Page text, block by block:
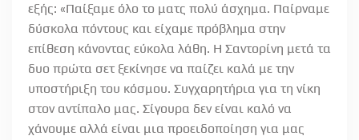
εξής: «Παίξαμε όλο το ματς πολύ άσχημα. Παίρναμε
δύσκολα πόντους και είχαμε πρόβλημα στην
επίθεση κάνοντας εύκολα λάθη. Η Σαντορίνη μετά τα
δυο πρώτα σετ ξεκίνησε να παίζει καλά με την
υποστήριξη του κόσμου. Συγχαρητήρια για τη νίκη
στον αντίπαλο μας. Σίγουρα δεν είναι καλό να
χάνουμε αλλά είναι μια προειδοποίηση για μας